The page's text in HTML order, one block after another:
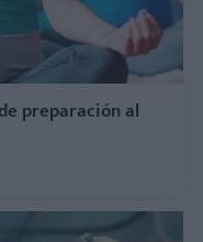
preparación al